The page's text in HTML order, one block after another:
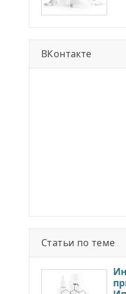
ВКонтакте
Статьи по теме